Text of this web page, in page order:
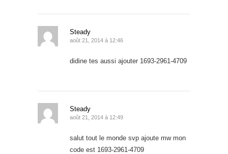
Steady
août 21, 2014 à 12:46
didine tes aussi ajouter 1693-2961-4709
Steady
août 21, 2014 à 12:49
salut tout le monde svp ajoute mw mon
code est 1693-2961-4709